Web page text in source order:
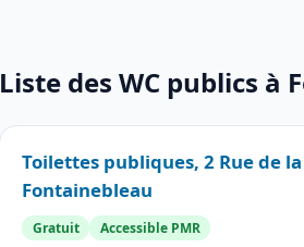
Liste des WC publics à
Toilettes publiques, 2 Rue de
Fontainebleau
Gratuit Accessible PMR